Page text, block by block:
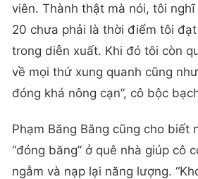
viên. Thành thật mà nói, tôi
20 chưa phải là thời điểm tôi
trong diễn xuất. Khi đó tôi còn
về mọi thứ xung quanh cũng
đóng khá nông cạn”, cô bộc
Phạm Băng Băng cũng cho biết
“đóng băng” ở quê nhà giúp cô
ngẫm và nạp lại năng lượng.